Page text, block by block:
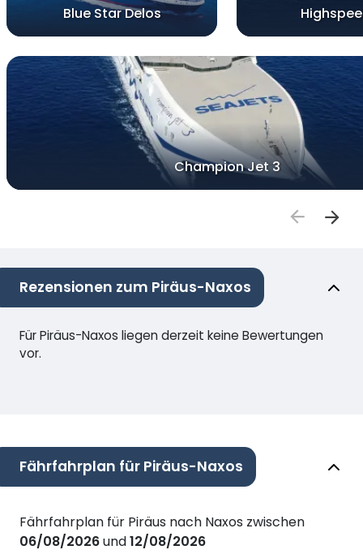
Blue Star Delos
Champion Jet 3
Rezensionen zum Piräus-Naxos
Für Piräus-Naxos liegen derzeit keine Bewertungen
vor.
Fährfahrplan für Piräus-Naxos
Fährfahrplan für Piräus nach Naxos zwischen
06/08/2026und12/08/2026